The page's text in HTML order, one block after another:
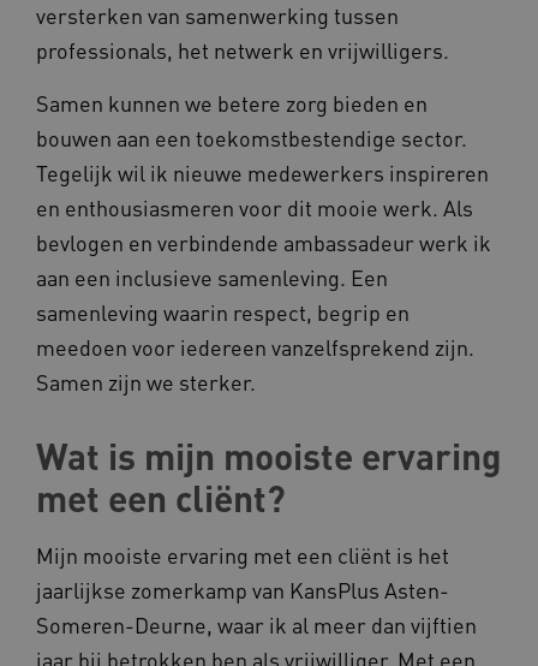
versterken van samenwerking tussen
professionals, het netwerk en vrijwilligers.
Samen kunnen we betere zorg bieden en
bouwen aan een toekomstbestendige sector.
Tegelijk wil ik nieuwe medewerkers inspireren
en enthousiasmeren voor dit mooie werk. Als
bevlogen en verbindende ambassadeur werk ik
aan een inclusieve samenleving. Een
samenleving waarin respect, begrip en
meedoen voor iedereen vanzelfsprekend zijn.
Samen zijn we sterker.
Wat is mijn mooiste ervaring
met een cliënt?
Mijn mooiste ervaring met een cliënt is het
jaarlijkse zomerkamp van KansPlus Asten-
Someren-Deurne, waar ik al meer dan vijftien
jaar bij betrokken ben als vrijwilliger. Met een